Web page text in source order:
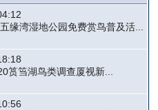
缘湾湿地公园免费赏鸟普及活...
筼筜湖鸟类调查厦视新...